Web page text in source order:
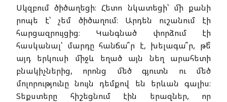
Սկզբում ծիծաղեցի։ Հետո նկատեցի՝ մի քանի
րոպե է՝ չեմ ծիծաղում։ Արդեն ուշանում էի
հարցազրույցից։ Կանգնած փորձում էի
հասկանալ՝ մարդը հանճա՞ր է, խելագա՞ր, թե՞
այդ երկուսի միջև եղած այն նեղ արահետի
բնակիչներից, որոնց մեծ գյուտն ու մեծ
մոլորությունը նույն դեմքով են երևան գալիս։
Տեքստերը հիշեցնում էին երազներ, որ